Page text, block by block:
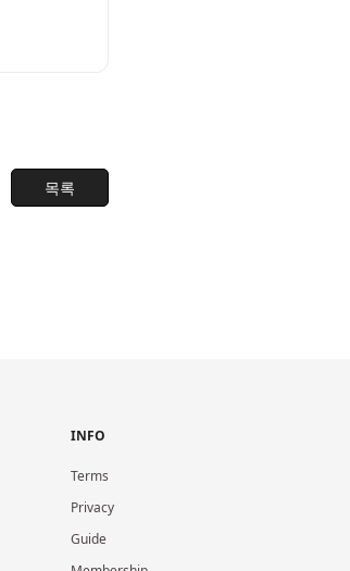
목록
INFO
Terms
Privacy
Guide